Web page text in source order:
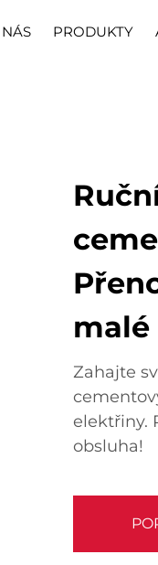
PRODUKTY
Zahajte
elektřiny.
obsluha!